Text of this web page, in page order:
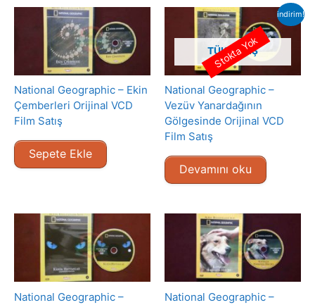
National Geographic – Ekin
Çemberleri Orijinal VCD
Film Satış
Sepete Ekle
indirim!
TÜKENMIŞ
National Geographic –
Vezüv Yanardağının
Gölgesinde Orijinal VCD
Film Satış
Devamını oku
Stokta Yok
National Geographic –
National Geographic –